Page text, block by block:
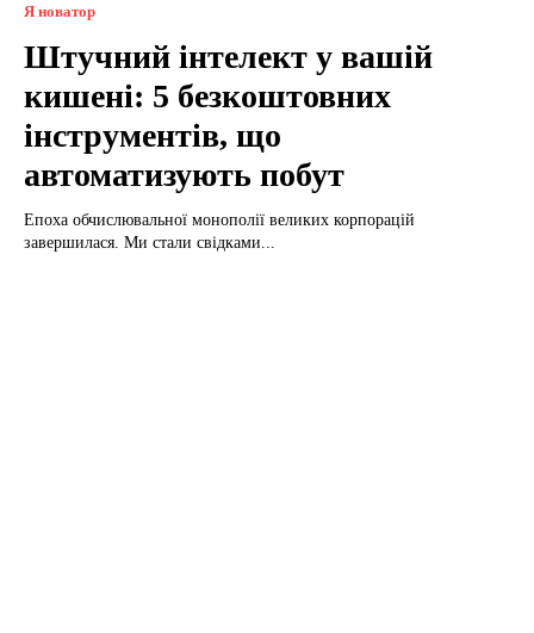
Я новатор
Штучний інтелект у вашій
кишені: 5 безкоштовних
інструментів, що
автоматизують побут
Епоха обчислювальної монополії великих корпорацій
завершилася. Ми стали свідками...